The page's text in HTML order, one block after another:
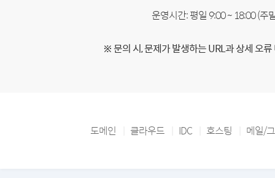
운영시간: 평일 9:00 ~ 18:00 (주
※ 문의 시, 문제가 발생하는 URL과 상세 오
도메인 클라우드 IDC 호스팅 메일/